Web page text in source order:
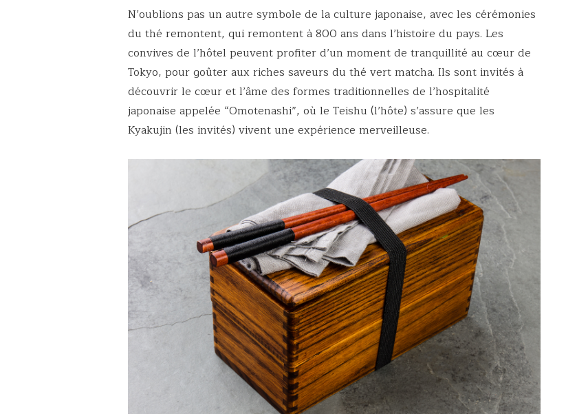
N’oublions pas un autre symbole de la culture japonaise, avec les cérémonies
du thé remontent, qui remontent à 800 ans dans l’histoire du pays. Les
convives de l’hôtel peuvent profiter d’un moment de tranquillité au cœur de
Tokyo, pour goûter aux riches saveurs du thé vert matcha. Ils sont invités à
découvrir le cœur et l’âme des formes traditionnelles de l’hospitalité
japonaise appelée “Omotenashi”, où le Teishu (l’hôte) s’assure que les
Kyakujin (les invités) vivent une expérience merveilleuse.